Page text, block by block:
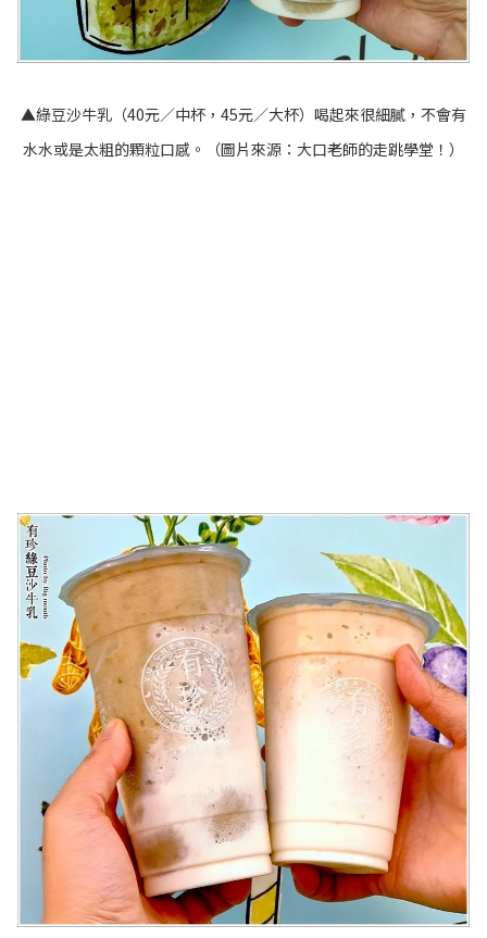
▲綠豆沙牛乳（40元／中杯，45元／大杯）喝起來很細膩，不會有
水水或是太粗的顆粒口感。（圖片來源： 大口老師的走跳學堂！ ）